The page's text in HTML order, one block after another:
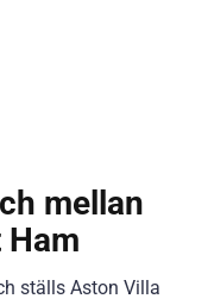
mellan
ställs Aston Villa